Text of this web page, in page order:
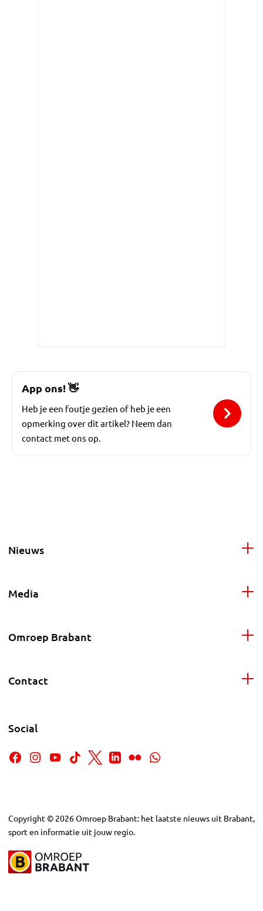
App ons!👋
Heb je een foutje gezien of heb je een
opmerking over dit artikel? Neem dan
contact met ons op.
Nieuws
Media
Omroep Brabant
Contact
Social
Copyright © 2026Omroep Brabant: het laatste nieuws uit Brabant,
sport en informatie uit jouw regio.